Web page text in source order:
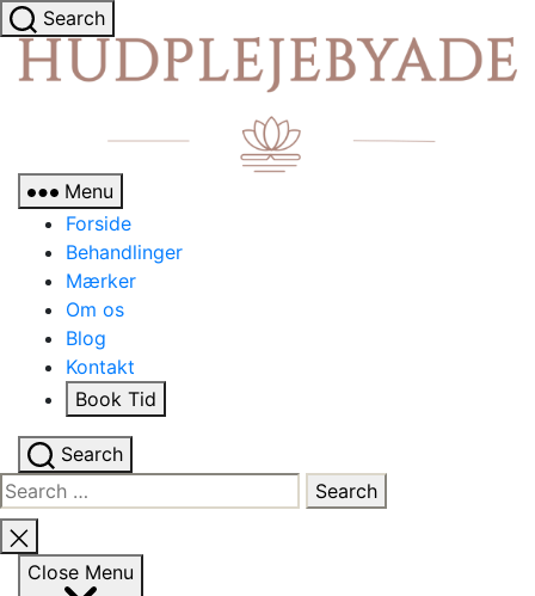
Search
Menu
Forside
Behandlinger
Mærker
Om os
Blog
Kontakt
Book Tid
Search
Search
for:
Close
search
Close Menu